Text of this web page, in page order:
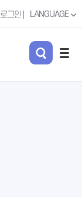
로그인 LANGUAGE